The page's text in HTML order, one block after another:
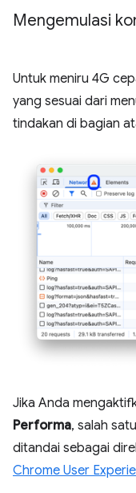
Mengemulasi
Untuk meniru 4G
yang sesuai dari
tindakan di bagian
Jika Anda
Performa, salah
ditandai sebagai
Chrome User